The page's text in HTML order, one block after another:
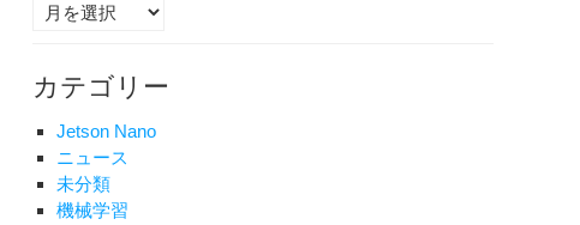
ア
イ
カテゴリー
Jetson Nano
ニュース
未分類
機械学習